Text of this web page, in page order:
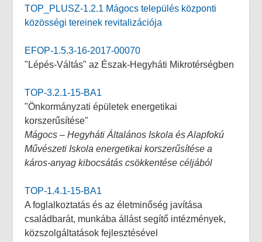
TOP_PLUSZ-1.2.1 Mágocs település központi
közösségi tereinek revitalizációja
EFOP-1.5.3-16-2017-00070
"Lépés-Váltás" az Észak-Hegyháti Mikrotérségben
TOP-3.2.1-15-BA1
"Önkormányzati épületek energetikai
korszerűsítése"
Mágocs – Hegyháti Általános Iskola és Alapfokú
Művészeti Iskola energetikai korszerűsítése a
káros-anyag kibocsátás csökkentése céljából
TOP-1.4.1-15-BA1
A foglalkoztatás és az életminőség javítása
családbarát, munkába állást segítő intézmények,
közszolgáltatások fejlesztésével